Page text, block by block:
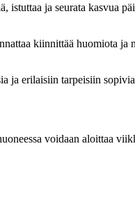
ja seurata kasvua
kiinnittää huomiota
ja erilaisiin tarpeisiin
voidaan aloittaa